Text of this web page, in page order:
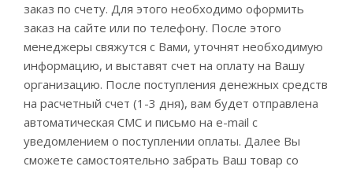
заказ по счету. Для этого необходимо оформить
заказ на сайте или по телефону. После этого
менеджеры свяжутся с Вами, уточнят необходимую
информацию, и выставят счет на оплату на Вашу
организацию. После поступления денежных средств
на расчетный счет (1-3 дня), вам будет отправлена
автоматическая СМС и письмо на e-mail с
уведомлением о поступлении оплаты. Далее Вы
сможете самостоятельно забрать Ваш товар со